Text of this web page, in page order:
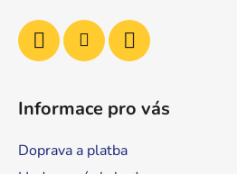
Informace pro vás
Doprava a platba